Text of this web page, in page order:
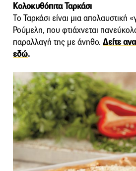
Κολοκυθόπιτα Ταρκάσι
Το Ταρκάσι είναι μια απολαυστική
Ρούμελη, που φτιάχνεται
παραλλαγή της με άνηθο. Δείτε
εδώ.